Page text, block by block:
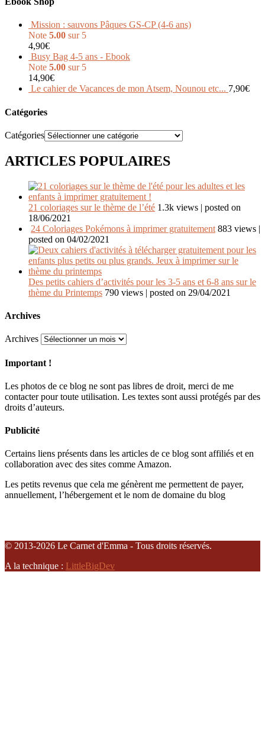
Mission : sauvons Pâques GS-CP (4-6 ans)
Note 5.00 sur 5
4,90€
Busy Bag 4-5 ans - Ebook
Note 5.00 sur 5
14,90€
Le cahier de Vacances de mon Atsem, Nounou etc... 7,90€
Catégories
Catégories
ARTICLES POPULAIRES
21 coloriages sur le thème de l’été 1.3k views | posted on
18/06/2021
24 Coloriages Pokémons à imprimer gratuitement 883 views |
posted on 04/02/2021
Des petits cahiers d’activités pour les 3-5 ans et 6-8 ans sur le
thème du Printemps 790 views | posted on 29/04/2021
Archives
Archives
Important !
Les photos de ce blog ne sont pas libres de droit, merci de me
contacter pour toute utilisation. Les textes sont aussi protégés par des
droits d’auteurs.
Publicité
Certains liens présents dans les articles de ce blog sont affiliés et en
collaboration avec des sites comme Amazon.
Les petits revenus que cela me génèrent me permettent de payer,
annuellement, l’hébergement et le nom de domaine du blog
© 2013-2026 Le Carnet d'Emma - Tous droits réservés.
A la technique : LittleBigDev